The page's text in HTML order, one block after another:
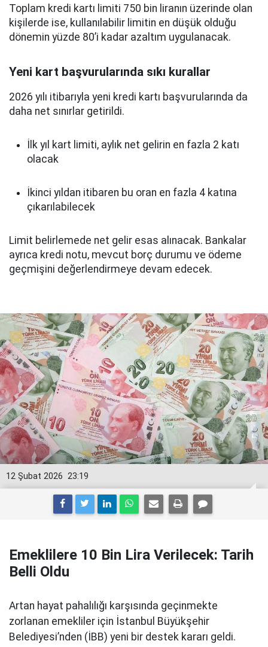
Toplam kredi kartı limiti 750 bin liranın üzerinde olan
kişilerde ise, kullanılabilir limitin en düşük olduğu
dönemin yüzde 80’i kadar azaltım uygulanacak.
Yeni kart başvurularında sıkı kurallar
2026 yılı itibarıyla yeni kredi kartı başvurularında da
daha net sınırlar getirildi.
İlk yıl kart limiti, aylık net gelirin en fazla 2 katı
olacak
İkinci yıldan itibaren bu oran en fazla 4 katına
çıkarılabilecek
Limit belirlemede net gelir esas alınacak. Bankalar
ayrıca kredi notu, mevcut borç durumu ve ödeme
geçmişini değerlendirmeye devam edecek.
23:19
12 Şubat 2026
Emeklilere 10 Bin Lira Verilecek: Tarih
Belli Oldu
Artan hayat pahalılığı karşısında geçinmekte
zorlanan emekliler için İstanbul Büyükşehir
Belediyesi’nden (İBB) yeni bir destek kararı geldi.